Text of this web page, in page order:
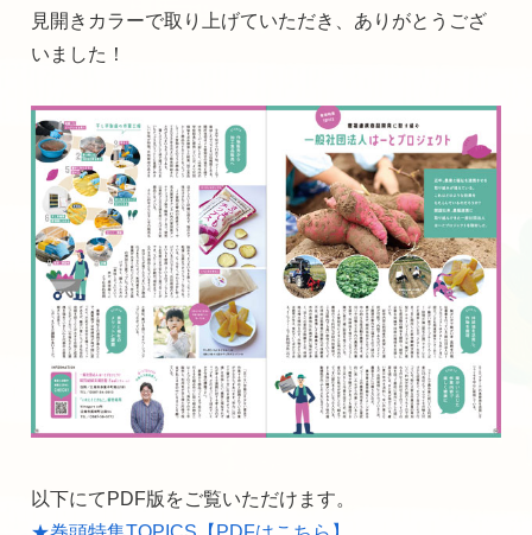
見開きカラーで取り上げていただき、ありがとうござ
いました！
以下にてPDF版をご覧いただけます。